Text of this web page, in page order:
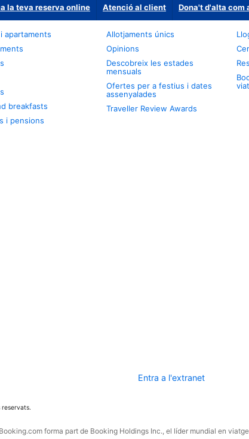
la teva reserva online Atenció al client Dona't d'alta com
apartaments
breakfasts
i pensions
Allotjaments únics
Opinions
Descobreix les estades
mensuals
Ofertes per a festius i dates
assenyalades
Traveller Review Awards
Entra a l'extranet
Booking.com forma part de Booking Holdings Inc., el líder mundial en